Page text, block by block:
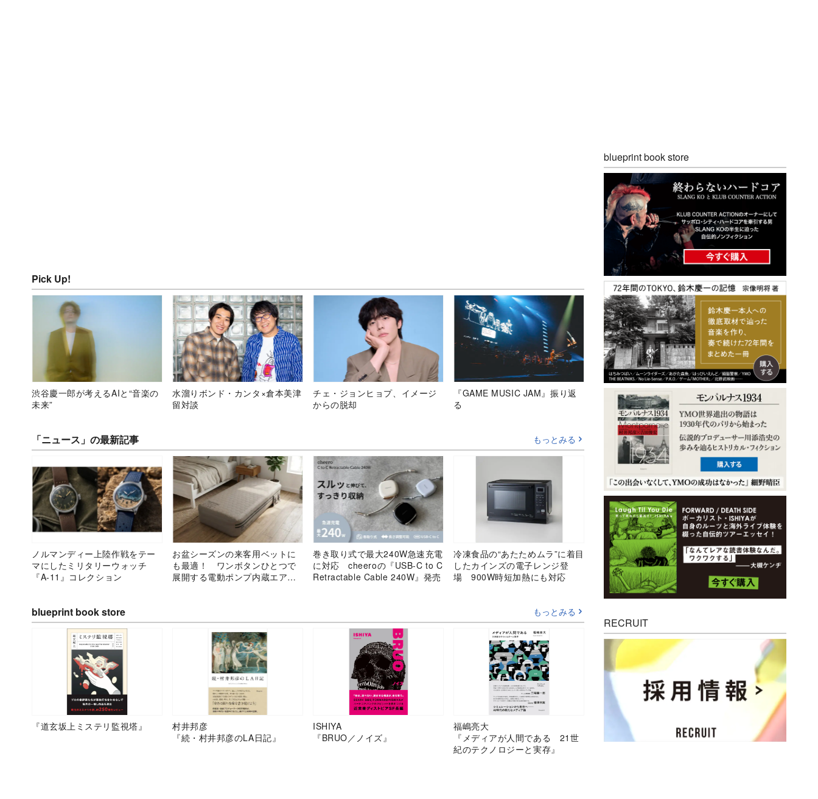
Pick Up!
渋谷慶一郎が考えるAIと“音楽の
未来”
水溜りボンド・カンタ×倉本美津
留対談
チェ・ジョンヒョプ、イメージ
からの脱却
『GAME MUSIC JAM』振り返
る
「ニュース」の最新記事 もっとみる
ノルマンディー上陸作戦をテー
マにしたミリタリーウォッチ
『A-11』コレクション
お盆シーズンの来客用ベットに
も最適！ ワンボタンひとつで
展開する電動ポンプ内蔵エアベ
巻き取り式で最大240W急速充電
に対応 cheeroの『USB-C to C
Retractable Cable 240W』発売
冷凍食品の“あたためムラ”に着目
したカインズの電子レンジ登
場 900W時短加熱にも対応
blueprint book store もっとみる
『道玄坂上ミステリ監視塔』
村井邦彦
『続・村井邦彦のLA日記』
ISHIYA
『BRUO／ノイズ』
福嶋亮大
『メディアが人間である 21世
紀のテクノロジーと実存』
blueprint book store
RECRUIT